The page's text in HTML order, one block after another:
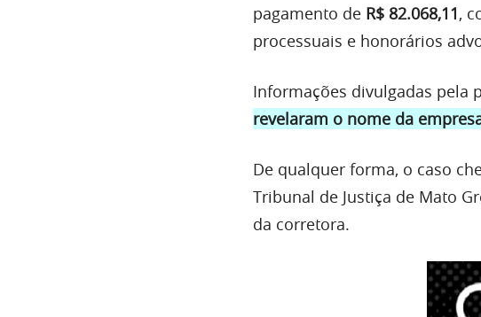
pagamento de R$ 82.068,11,
processuais e honorários
Informações divulgadas pela
revelaram o nome da
De qualquer forma, o caso
Tribunal de Justiça de Mato
da corretora.